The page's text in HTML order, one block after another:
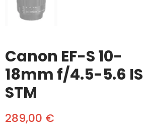
Canon EF-S 10-
18mm f/4.5-5.6 IS
STM
289,00 €